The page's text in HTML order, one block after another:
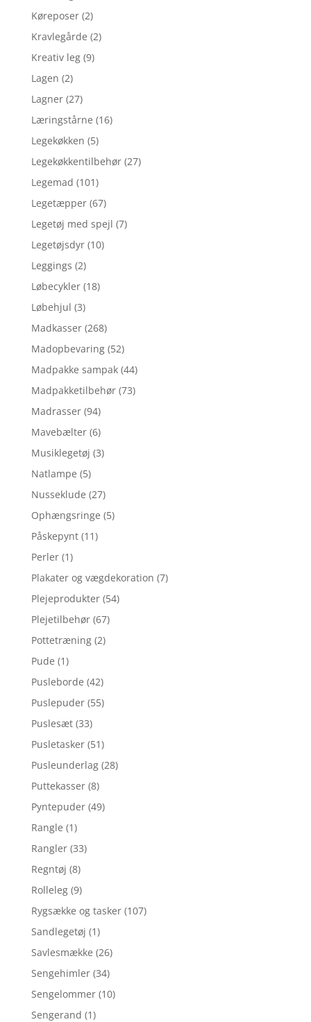
Køreposer (2)
Kravlegårde (2)
Kreativ leg (9)
Lagen (2)
Lagner (27)
Læringstårne (16)
Legekøkken (5)
Legekøkkentilbehør (27)
Legemad (101)
Legetæpper (67)
Legetøj med spejl (7)
Legetøjsdyr (10)
Leggings (2)
Løbecykler (18)
Løbehjul (3)
Madkasser (268)
Madopbevaring (52)
Madpakke sampak (44)
Madpakketilbehør (73)
Madrasser (94)
Mavebælter (6)
Musiklegetøj (3)
Natlampe (5)
Nusseklude (27)
Ophængsringe (5)
Påskepynt (11)
Perler (1)
Plakater og vægdekoration (7)
Plejeprodukter (54)
Plejetilbehør (67)
Pottetræning (2)
Pude (1)
Pusleborde (42)
Puslepuder (55)
Puslesæt (33)
Pusletasker (51)
Pusleunderlag (28)
Puttekasser (8)
Pyntepuder (49)
Rangle (1)
Rangler (33)
Regntøj (8)
Rolleleg (9)
Rygsække og tasker (107)
Sandlegetøj (1)
Savlesmække (26)
Sengehimler (34)
Sengelommer (10)
Sengerand (1)